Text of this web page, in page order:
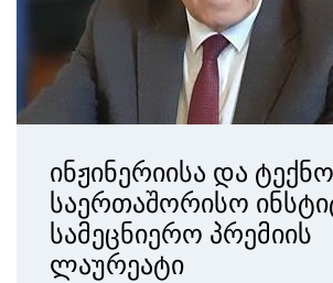
ინჟინერიისა და
საერთაშორისო
სამეცნიერო პრემიის
ლაურეატი